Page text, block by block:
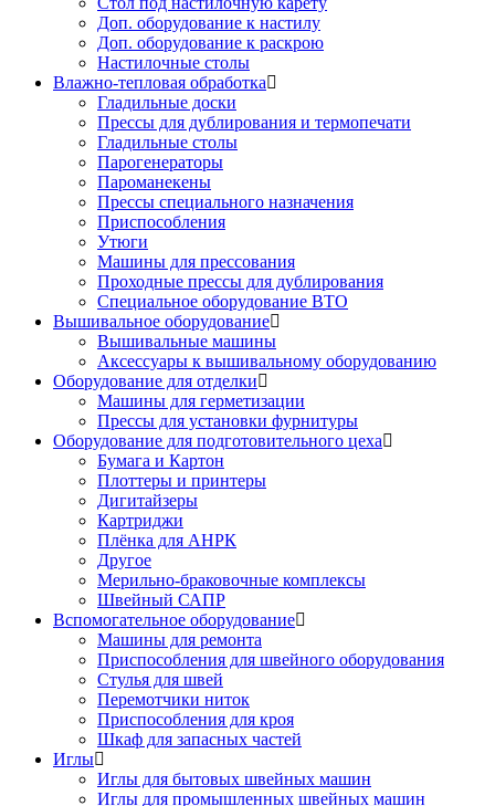
Доп. оборудование к настилу
Доп. оборудование к раскрою
Настилочные столы
Влажно-тепловая обработка
Гладильные доски
Прессы для дублирования и термопечати
Гладильные столы
Парогенераторы
Пароманекены
Прессы специального назначения
Приспособления
Утюги
Машины для прессования
Проходные прессы для дублирования
Специальное оборудование ВТО
Вышивальное оборудование
Вышивальные машины
Аксессуары к вышивальному оборудованию
Оборудование для отделки
Машины для герметизации
Прессы для установки фурнитуры
Оборудование для подготовительного цеха
Бумага и Картон
Плоттеры и принтеры
Дигитайзеры
Картриджи
Плёнка для АНРК
Другое
Мерильно-браковочные комплексы
Швейный САПР
Вспомогательное оборудование
Машины для ремонта
Приспособления для швейного оборудования
Стулья для швей
Перемотчики ниток
Приспособления для кроя
Шкаф для запасных частей
Иглы
Иглы для бытовых швейных машин
Иглы для промышленных швейных машин